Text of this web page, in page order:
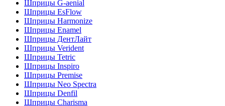
Шприцы G-aenial
Шприцы EsFlow
Шприцы Harmonize
Шприцы Enamel
Шприцы ДентЛайт
Шприцы Verident
Шприцы Tetric
Шприцы Inspiro
Шприцы Premise
Шприцы Neo Spectra
Шприцы Denfil
Шприцы Charisma